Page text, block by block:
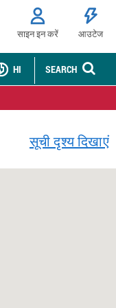
साइन इन करें आउटेज
SEARCH
HI
सूची दृश्य दिखाएं